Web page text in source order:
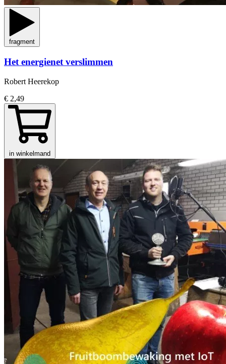
fragment
Het energienet verslimmen
Robert Heerekop
€ 2,49
in winkelmand